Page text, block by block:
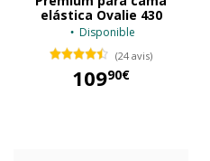
elástica Ovalie 430
Disponible
(24 avis)
10990€